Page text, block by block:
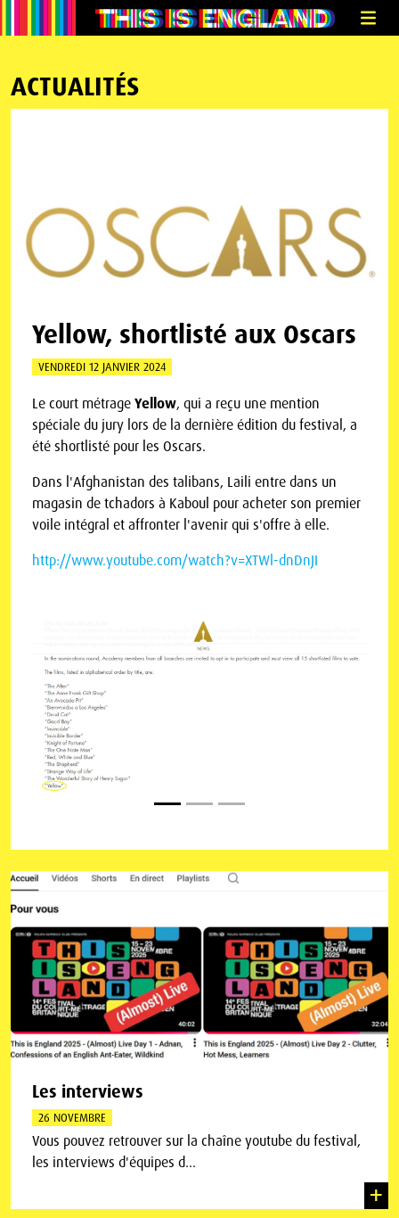
ACTUALITÉS
Yellow, shortlisté aux Oscars
VENDREDI 12 JANVIER 2024
Le court métrageYellow, qui a reçu une mention
spéciale du jury lors de la dernière édition du festival, a
été shortlisté pour les Oscars.
Dans l'Afghanistan des talibans, Laili entre dans un
magasin de tchadors à Kaboul pour acheter son premier
voile intégral et affronter l'avenir qui s'offre à elle.
http://www.youtube.com/watch?v=XTWl-dnDnJI
Précédent
Les interviews
26 NOVEMBRE
Vous pouvez retrouver sur la chaîne youtube du festival,
les interviews d'équipes d...
+